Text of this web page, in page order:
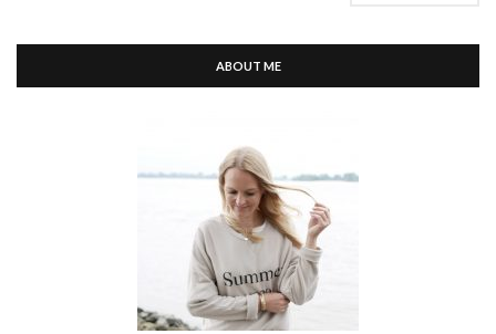
ABOUT ME